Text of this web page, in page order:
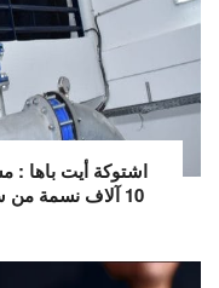
اشتوكة أيت باها :
10 آلاف نسمة من ساكنة ايت اعميرة بالماء الشروب.